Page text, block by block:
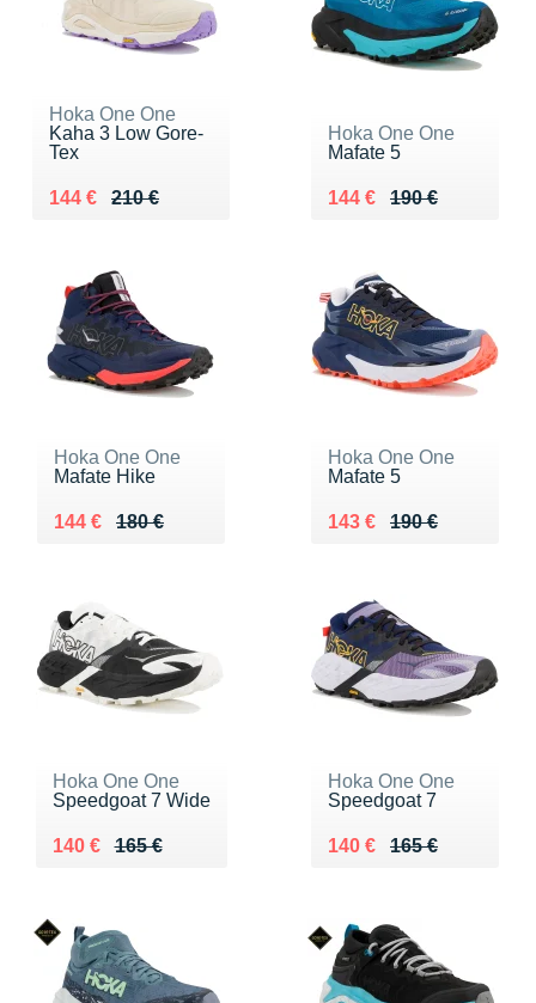
Hoka One One
Kaha 3 Low Gore-
Tex
210 €
Au lieu de 210 €
144 €
Vendu 144 €
Hoka One One
Mafate 5
190 €
Au lieu de 190 €
144 €
Vendu 144 €
Hoka One One
Mafate Hike
180 €
Au lieu de 180 €
144 €
Vendu 144 €
Hoka One One
Mafate 5
190 €
Au lieu de 190 €
143 €
Vendu 143 €
Hoka One One
Speedgoat 7 Wide
165 €
Au lieu de 165 €
140 €
Vendu 140 €
Hoka One One
Speedgoat 7
165 €
Au lieu de 165 €
140 €
Vendu 140 €